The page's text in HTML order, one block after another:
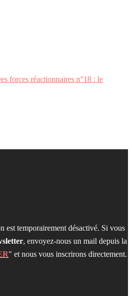
forces réactionnaires n°18 : le
est temporairement désactivé. Si vous
, envoyez-nous un mail depuis la
" et nous vous inscrirons directement.